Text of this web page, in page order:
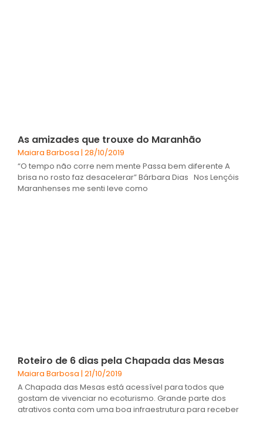
As amizades que trouxe do Maranhão
Maiara Barbosa 28/10/2019
“O tempo não corre nem mente Passa bem diferente A
brisa no rosto faz desacelerar” Bárbara Dias Nos Lençóis
Maranhenses me senti leve como
Roteiro de 6 dias pela Chapada das Mesas
Maiara Barbosa 21/10/2019
A Chapada das Mesas está acessível para todos que
gostam de vivenciar no ecoturismo. Grande parte dos
atrativos conta com uma boa infraestrutura para receber